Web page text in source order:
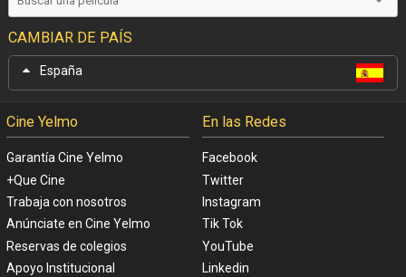
CAMBIAR DE PAÍS
España
Cine Yelmo
Garantía Cine Yelmo
+Que Cine
Trabaja con nosotros
Anúnciate en Cine Yelmo
Reservas de colegios
Apoyo Institucional
En las Redes
Facebook
Twitter
Instagram
Tik Tok
YouTube
Linkedin